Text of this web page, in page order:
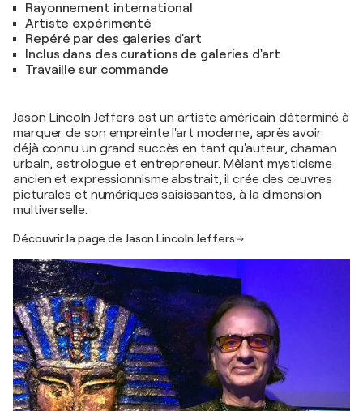
Rayonnement international
Artiste expérimenté
Repéré par des galeries d'art
Inclus dans des curations de galeries d'art
Travaille sur commande
Jason Lincoln Jeffers est un artiste américain déterminé à
marquer de son empreinte l'art moderne, après avoir
déjà connu un grand succès en tant qu'auteur, chaman
urbain, astrologue et entrepreneur. Mêlant mysticisme
ancien et expressionnisme abstrait, il crée des œuvres
picturales et numériques saisissantes, à la dimension
multiverselle.
Découvrir la page de Jason Lincoln Jeffers